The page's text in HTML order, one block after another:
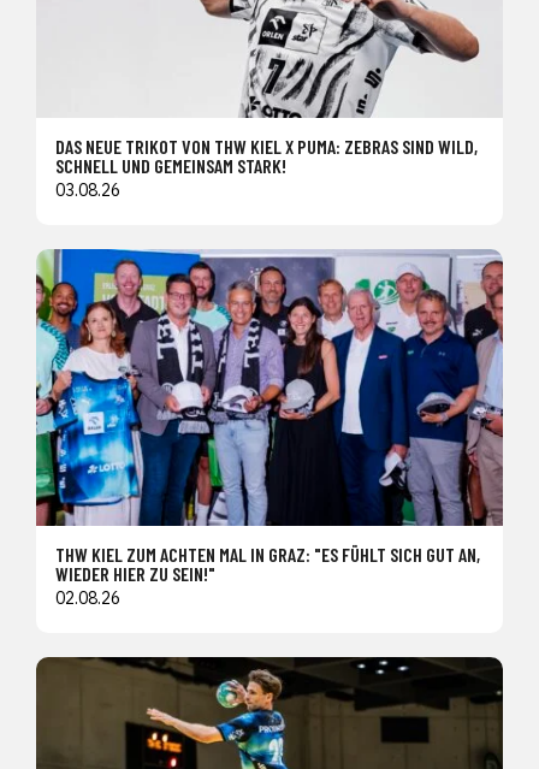
DAS NEUE TRIKOT VON THW KIEL X PUMA: ZEBRAS SIND WILD,
SCHNELL UND GEMEINSAM STARK!
03.08.26
THW KIEL ZUM ACHTEN MAL IN GRAZ: "ES FÜHLT SICH GUT AN,
WIEDER HIER ZU SEIN!"
02.08.26